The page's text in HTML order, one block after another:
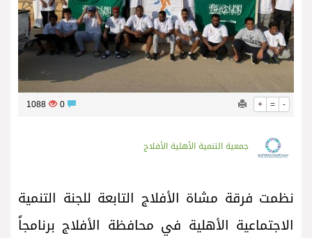
+ = -
1088
جمعية التنمية الأهلية الأفلاج
نظمت فرقة مشاة الأفلاج التابعة للجنة التنمية
الاجتماعية الأهلية في محافظة الأفلاج برنامجاً